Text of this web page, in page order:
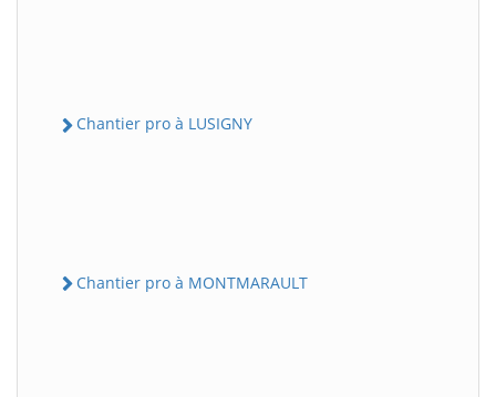
Chantier pro à LUSIGNY
Chantier pro à MONTMARAULT